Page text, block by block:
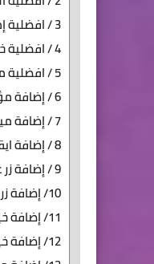
3 / افضلية إمكانية ربط الاجهزة .
4 / افضلية خيار اعادة ضبط الخصوصية .
5 / افضلية ميزة عرض الستوري وإصلاح بعض المشاكل .
6 / إضافة مؤثرات للدردشة ( يمكنك اختيار المؤثرات من الإعدادات ) .
7 / إضافة ميزة لإخفاء ايقونة الملف الشخصي من المحادثات .
8 / إضافة ايقونة للتحكم بالوضع الليلي من الشاشة الرئيسية + خيار لإخفاء / إظهار الايقونة .
9 / إضافة زر عائم في المحادثة متعدد المهمام (يمكنك تفعيله من الإعدادات ثم شاشة المحادثة) .
10/ إضافة زر للذهاب الى اول رسالة في المحادثة .
11/ إضافة خيار لإخفاء زر الذهاب للرسالة الاولى في المحادثة .
12/ إضافة خيار لإخفاء زر الذهاب الى احدث رسالة في المحادثة .